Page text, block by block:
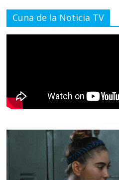
Cuna de la Noticia TV